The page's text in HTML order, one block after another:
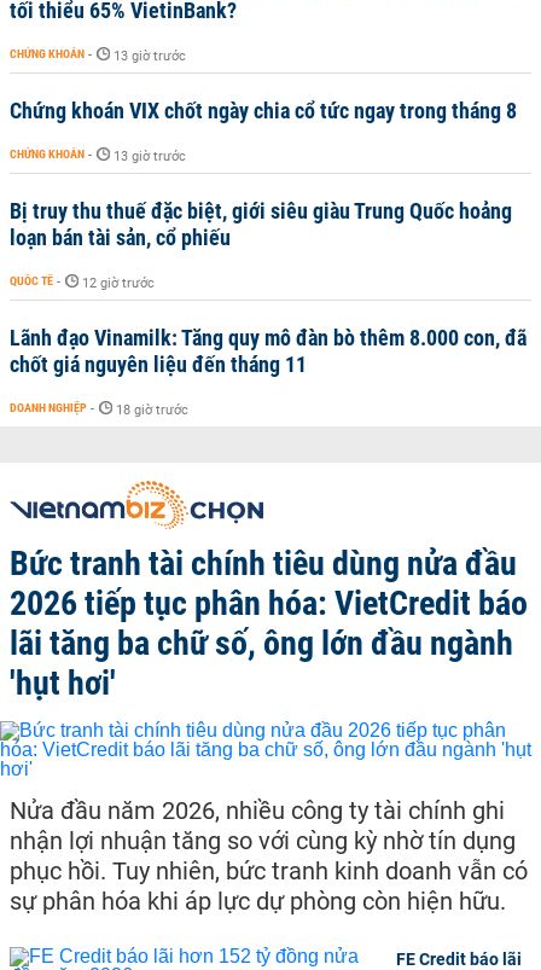
tối thiểu 65% VietinBank?
CHỨNG KHOÁN - 13 giờ trước
Chứng khoán VIX chốt ngày chia cổ tức ngay trong tháng 8
CHỨNG KHOÁN - 13 giờ trước
Bị truy thu thuế đặc biệt, giới siêu giàu Trung Quốc hoảng
loạn bán tài sản, cổ phiếu
QUỐC TẾ - 12 giờ trước
Lãnh đạo Vinamilk: Tăng quy mô đàn bò thêm 8.000 con, đã
chốt giá nguyên liệu đến tháng 11
DOANH NGHIỆP - 18 giờ trước
Bức tranh tài chính tiêu dùng nửa đầu
2026 tiếp tục phân hóa: VietCredit báo
lãi tăng ba chữ số, ông lớn đầu ngành
'hụt hơi'
Nửa đầu năm 2026, nhiều công ty tài chính ghi
nhận lợi nhuận tăng so với cùng kỳ nhờ tín dụng
phục hồi. Tuy nhiên, bức tranh kinh doanh vẫn có
sự phân hóa khi áp lực dự phòng còn hiện hữu.
FE Credit báo lãi